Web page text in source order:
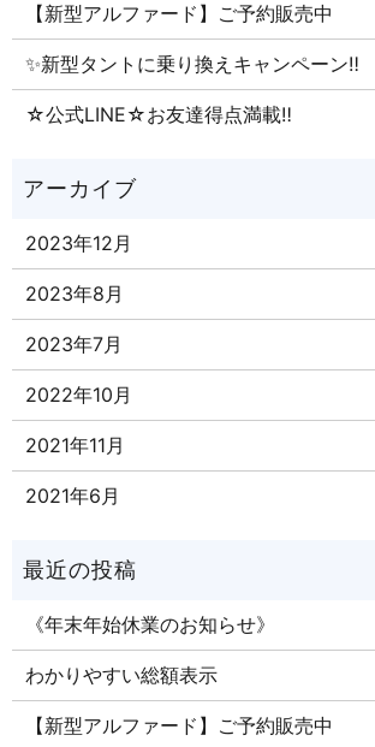
【新型アルファード】ご予約販売中
✨新型タントに乗り換えキャンペーン‼
☆公式LINE☆お友達得点満載‼
2023年12月
2023年8月
2023年7月
2022年10月
2021年11月
2021年6月
《年末年始休業のお知らせ》
わかりやすい総額表示
【新型アルファード】ご予約販売中